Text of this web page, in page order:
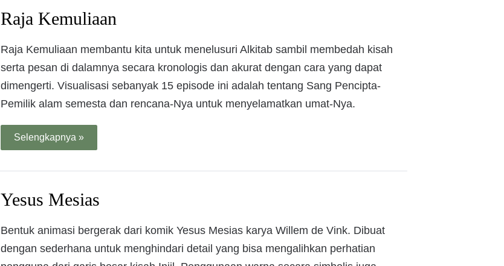
Raja Kemuliaan
Raja Kemuliaan membantu kita untuk menelusuri Alkitab sambil membedah kisah
serta pesan di dalamnya secara kronologis dan akurat dengan cara yang dapat
dimengerti. Visualisasi sebanyak 15 episode ini adalah tentang Sang Pencipta-
Pemilik alam semesta dan rencana-Nya untuk menyelamatkan umat-Nya.
Selengkapnya »
Yesus Mesias
Bentuk animasi bergerak dari komik Yesus Mesias karya Willem de Vink. Dibuat
dengan sederhana untuk menghindari detail yang bisa mengalihkan perhatian